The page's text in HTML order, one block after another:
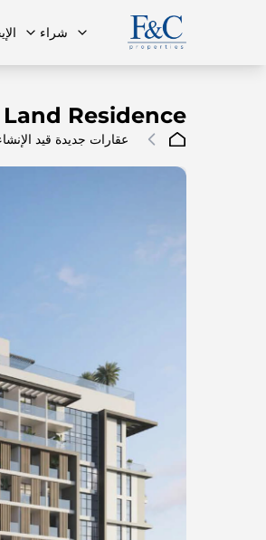
شراء
Residence
عقارات جديدة قيد